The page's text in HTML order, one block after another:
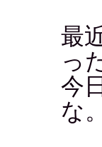
最
っ
今
な。